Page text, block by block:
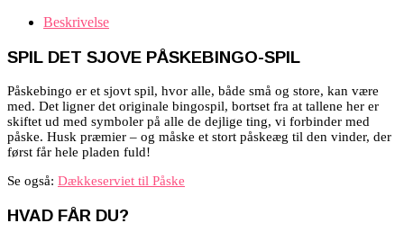
Beskrivelse
SPIL DET SJOVE PÅSKEBINGO-SPIL
Påskebingo er et sjovt spil, hvor alle, både små og store, kan være
med. Det ligner det originale bingospil, bortset fra at tallene her er
skiftet ud med symboler på alle de dejlige ting, vi forbinder med
påske. Husk præmier – og måske et stort påskeæg til den vinder, der
først får hele pladen fuld!
Se også: Dækkeserviet til Påske
HVAD FÅR DU?